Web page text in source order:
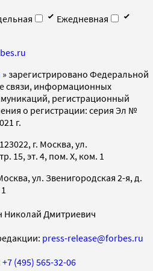
Ежедневная
» зарегистрировано Федеральной
связи, информационных
регистрационный
о регистрации: серия Эл №
г.
г. Москва, ул.
15, эт. 4, пом. X, ком. 1
ул. Звенигородская 2-я, д.
Николай Дмитриевич
press-release@forbes.ru
+7 (495) 565-32-06